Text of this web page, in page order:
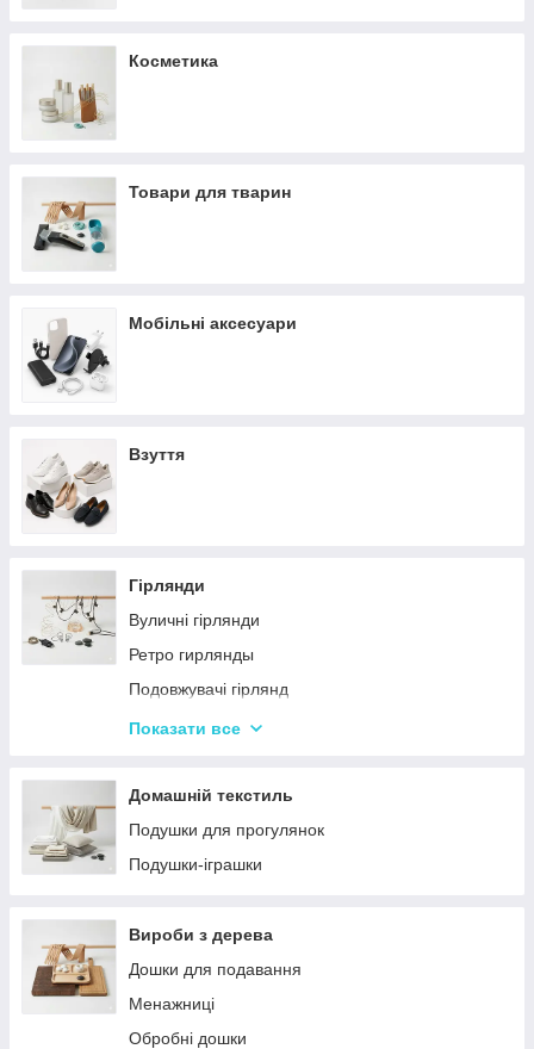
Косметика
Товари для тварин
Мобільні аксесуари
Взуття
Гірлянди
Вуличні гірлянди
Ретро гирлянды
Подовжувачі гірлянд
Хатні гірлянди
Показати все
Домашній текстиль
Подушки для прогулянок
Подушки-іграшки
Вироби з дерева
Дошки для подавання
Менажниці
Обробні дошки